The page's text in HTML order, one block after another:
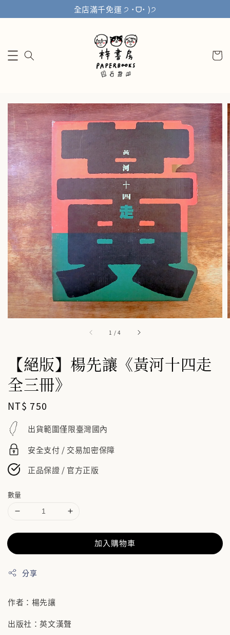
全店滿千免運 ੭ ˙ᗜ˙ )੭
1 /4
【絕版】楊先讓《黃河十四走
全三冊》
Regular
price
NT$ 750
出貨範圍僅限臺灣國內
安全支付 / 交易加密保障
正品保證 / 官方正版
數量
加入購物車
分享
作者：楊先讓
出版社：英文漢聲